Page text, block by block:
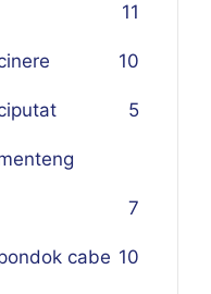
11
10
5
7
cabe 10